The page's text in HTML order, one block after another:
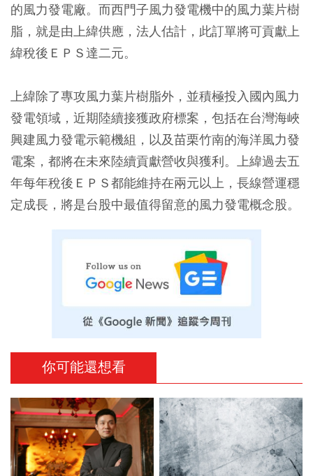
的風力發電廠。而西門子風力發電機中的風力葉片樹
脂，就是由上緯供應，法人估計，此訂單將可貢獻上
緯稅後ＥＰＳ達二元。
上緯除了專攻風力葉片樹脂外，並積極投入國內風力
發電領域，近期陸續接獲政府標案，包括在台灣海峽
興建風力發電示範機組，以及苗栗竹南的海洋風力發
電案，都將在未來陸續貢獻營收與獲利。上緯過去五
年每年稅後ＥＰＳ都能維持在兩元以上，長線營運穩
定成長，將是台股中最值得留意的風力發電概念股。
你可能還想看